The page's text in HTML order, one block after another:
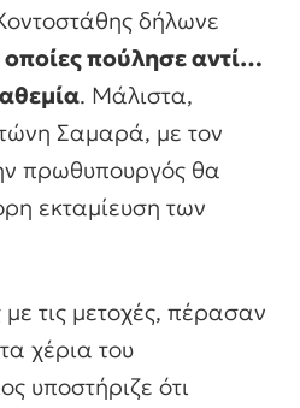
δήλωνε
οποίες πούλησε αντί…
. Μάλιστα,
Σαμαρά, με τον
πρωθυπουργός θα
εκταμίευση των
τις μετοχές, πέρασαν
χέρια του
υποστήριζε ότι